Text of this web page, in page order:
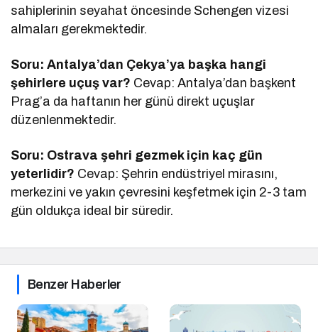
sahiplerinin seyahat öncesinde Schengen vizesi
almaları gerekmektedir.
Soru: Antalya’dan Çekya’ya başka hangi
şehirlere uçuş var? Cevap: Antalya’dan başkent
Prag’a da haftanın her günü direkt uçuşlar
düzenlenmektedir.
Soru: Ostrava şehri gezmek için kaç gün
yeterlidir? Cevap: Şehrin endüstriyel mirasını,
merkezini ve yakın çevresini keşfetmek için 2-3 tam
gün oldukça ideal bir süredir.
Benzer Haberler